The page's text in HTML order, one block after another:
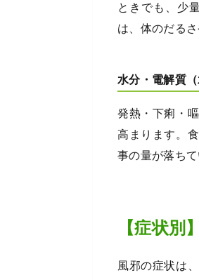
ときでも、少
は、体のだる
水分・電解質
発熱・下痢・
高まります。
事の量が落ち
【症状
風邪の症状は